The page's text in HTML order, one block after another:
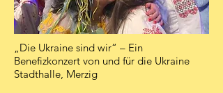
„Die Ukraine sind wir“ – Ein
Benefizkonzert von und für die Ukraine
Stadthalle, Merzig